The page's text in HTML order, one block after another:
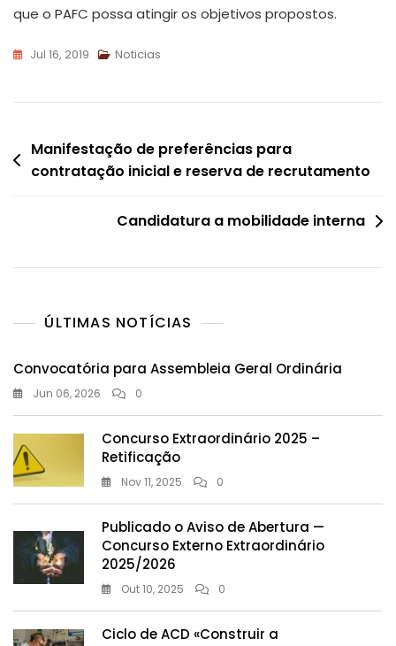
que o PAFC possa atingir os objetivos propostos.
Jul 16, 2019 Noticias
Navegação
de
Manifestação de preferências para
contratação inicial e reserva de recrutamento
Candidatura a mobilidade interna
ÚLTIMAS NOTÍCIAS
Convocatória para Assembleia Geral Ordinária
Jun 06, 2026 0
Concurso Extraordinário 2025 –
Retificação
Nov 11, 2025 0
Publicado o Aviso de Abertura —
Concurso Externo Extraordinário
2025/2026
Out 10, 2025 0
Ciclo de ACD «Construir a